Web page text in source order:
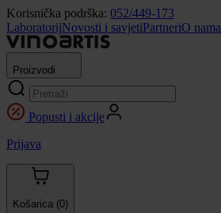
Korisnička podrška: 052/449-173
LaboratorijNovosti i savjetiPartneriO nama
Proizvodi
Popusti i akcije
Prijava
Košarica (0)